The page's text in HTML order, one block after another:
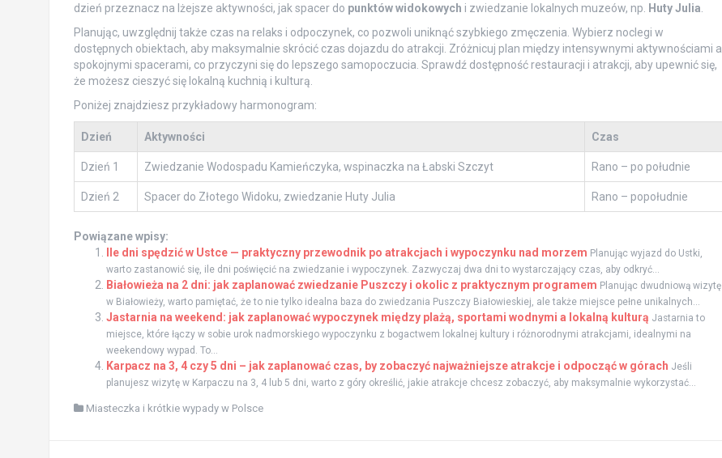
dzień przeznacz na lżejsze aktywności, jak spacer do punktów widokowych i zwiedzanie lokalnych muzeów, np. Huty Julia.
Planując, uwzględnij także czas na relaks i odpoczynek, co pozwoli uniknąć szybkiego zmęczenia. Wybierz noclegi w
dostępnych obiektach, aby maksymalnie skrócić czas dojazdu do atrakcji. Zróżnicuj plan między intensywnymi aktywnościami a
spokojnymi spacerami, co przyczyni się do lepszego samopoczucia. Sprawdź dostępność restauracji i atrakcji, aby upewnić się,
że możesz cieszyć się lokalną kuchnią i kulturą.
Poniżej znajdziesz przykładowy harmonogram:
Dzień Aktywności Czas
Dzień 1 Zwiedzanie Wodospadu Kamieńczyka, wspinaczka na Łabski Szczyt Rano – po południe
Dzień 2 Spacer do Złotego Widoku, zwiedzanie Huty Julia Rano – popołudnie
Powiązane wpisy:
Ile dni spędzić w Ustce — praktyczny przewodnik po atrakcjach i wypoczynku nad morzem Planując wyjazd do Ustki,
warto zastanowić się, ile dni poświęcić na zwiedzanie i wypoczynek. Zazwyczaj dwa dni to wystarczający czas, aby odkryć...
Białowieża na 2 dni: jak zaplanować zwiedzanie Puszczy i okolic z praktycznym programem Planując dwudniową wizytę
w Białowieży, warto pamiętać, że to nie tylko idealna baza do zwiedzania Puszczy Białowieskiej, ale także miejsce pełne unikalnych...
Jastarnia na weekend: jak zaplanować wypoczynek między plażą, sportami wodnymi a lokalną kulturą Jastarnia to
miejsce, które łączy w sobie urok nadmorskiego wypoczynku z bogactwem lokalnej kultury i różnorodnymi atrakcjami, idealnymi na
weekendowy wypad. To...
Karpacz na 3, 4 czy 5 dni – jak zaplanować czas, by zobaczyć najważniejsze atrakcje i odpocząć w górach Jeśli
planujesz wizytę w Karpaczu na 3, 4 lub 5 dni, warto z góry określić, jakie atrakcje chcesz zobaczyć, aby maksymalnie wykorzystać...
Miasteczka i krótkie wypady w Polsce